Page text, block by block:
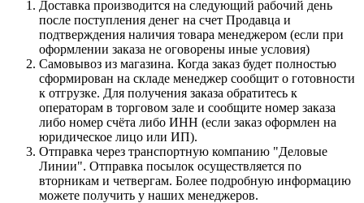
Доставка производится на следующий рабочий день
после поступления денег на счет Продавца и
подтверждения наличия товара менеджером (если при
оформлении заказа не оговорены иные условия)
Самовывоз из магазина. Когда заказ будет полностью
сформирован на складе менеджер сообщит о готовности
к отгрузке. Для получения заказа обратитесь к
операторам в торговом зале и сообщите номер заказа
либо номер счёта либо ИНН (если заказ оформлен на
юридическое лицо или ИП).
Отправка через транспортную компанию "Деловые
Линии". Отправка посылок осуществляется по
вторникам и четвергам. Более подробную информацию
можете получить у наших менеджеров.